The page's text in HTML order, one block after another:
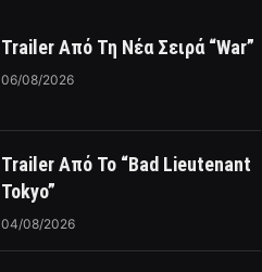
Trailer Από Τη Νέα Σειρά “War”
06/08/2026
Trailer Από Το “Bad Lieutenant
Tokyo”
04/08/2026